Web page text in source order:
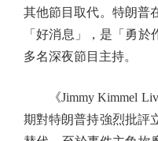
其他節目取代。特朗普
「好消息」，是「勇
多名深夜節目主持。
《Jimmy Kimmel
期對特朗普持強烈批評